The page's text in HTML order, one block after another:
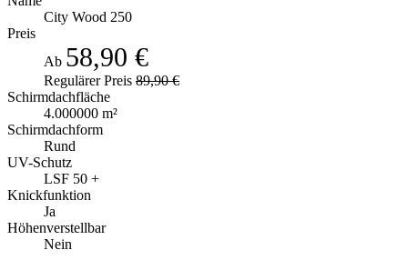
City Wood 250
Preis
Ab 58,90 €
Regulärer Preis 89,90 €
Schirmdachfläche
4.000000 m²
Schirmdachform
Rund
UV-Schutz
LSF 50 +
Knickfunktion
Ja
Höhenverstellbar
Nein